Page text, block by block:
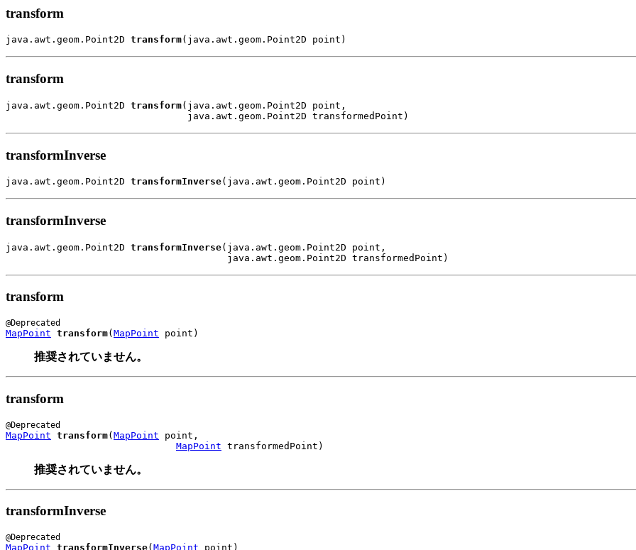
transform
java.awt.geom.Point2D transform(java.awt.geom.Point2D point)
transform
java.awt.geom.Point2D transform(java.awt.geom.Point2D point,
                                java.awt.geom.Point2D transformedPoint)
transformInverse
java.awt.geom.Point2D transformInverse(java.awt.geom.Point2D point)
transformInverse
java.awt.geom.Point2D transformInverse(java.awt.geom.Point2D point,
                                       java.awt.geom.Point2D transformedPoint)
transform
MapPoint transform( MapPoint point)
推奨されていません。
transform
MapPoint transform(MapPoint point,
MapPoint transformedPoint)
推奨されていません。
transformInverse
MapPoint transformInverse( MapPoint point)